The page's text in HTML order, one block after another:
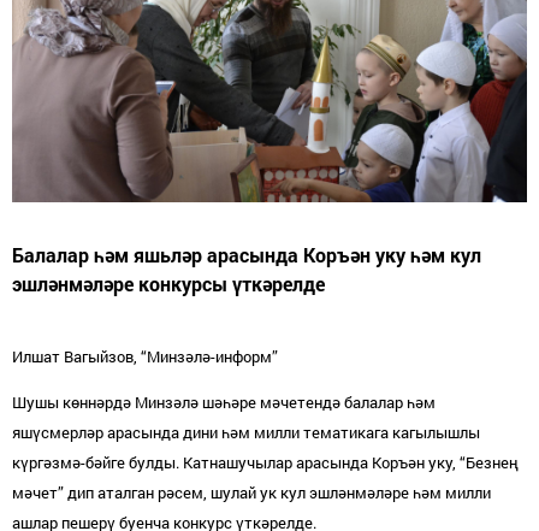
Балалар һәм яшьләр арасында Коръән уку һәм кул
эшләнмәләре конкурсы үткәрелде
Илшат Вагыйзов, “Минзәлә-информ”
Шушы көннәрдә Минзәлә шәһәре мәчетендә балалар һәм
яшүсмерләр арасында дини һәм милли тематикага кагылышлы
күргәзмә-бәйге булды. Катнашучылар арасында Коръән уку, “Безнең
мәчет” дип аталган рәсем, шулай ук кул эшләнмәләре һәм милли
ашлар пешерү буенча конкурс үткәрелде.